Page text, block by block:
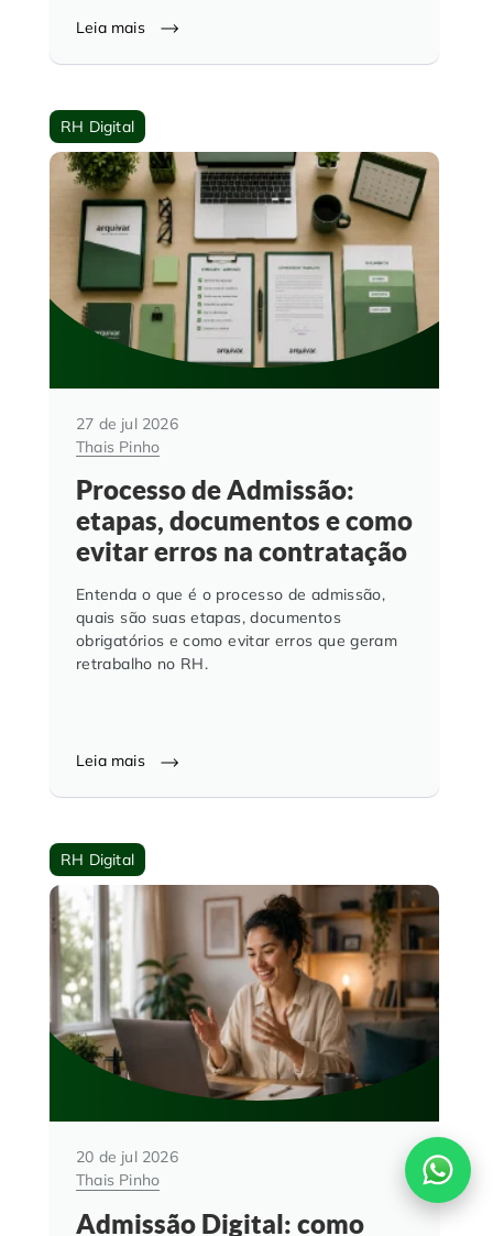
Leia mais
RH Digital
27 de jul 2026
Thais Pinho
Processo de Admissão:
etapas, documentos e como
evitar erros na contratação
Entenda o que é o processo de admissão,
quais são suas etapas, documentos
obrigatórios e como evitar erros que geram
retrabalho no RH.
Leia mais
RH Digital
20 de jul 2026
Thais Pinho
Admissão Digital: como